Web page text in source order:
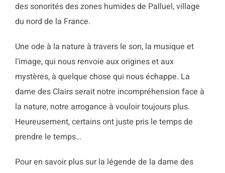
des sonorités des zones humides de Palluel, village
du nord de la France.
Une ode à la nature à travers le son, la musique et
l’image, qui nous renvoie aux origines et aux
mystères, à quelque chose qui nous échappe. La
dame des Clairs serait notre incompréhension face à
la nature, notre arrogance à vouloir toujours plus.
Heureusement, certains ont juste pris le temps de
prendre le temps…
Pour en savoir plus sur la légende de la dame des